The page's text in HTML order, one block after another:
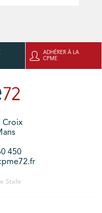
ADHÉRER À LA
CPME
Croix
450
Stafe